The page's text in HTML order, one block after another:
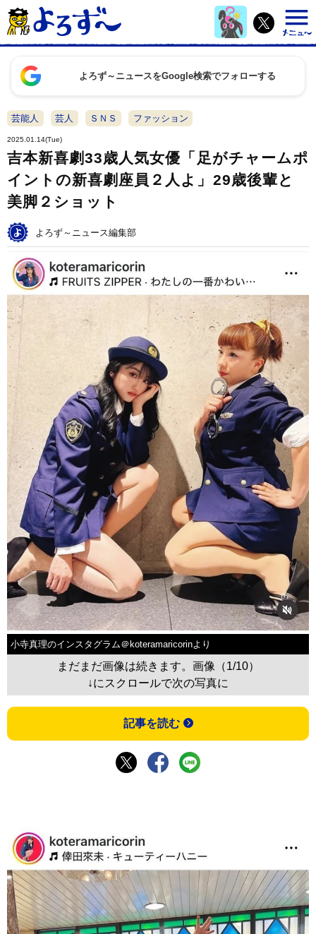
よろず～ニュースをGoogle検索でフォローする
芸能人 芸人 ＳＮＳ ファッション
2025.01.14(Tue)
吉本新喜劇33歳人気女優「足がチャームポ
イントの新喜劇座員２人よ」29歳後輩と
美脚２ショット
よろず～ニュース編集部
小寺真理のインスタグラム＠koteramaricorinより
まだまだ画像は続きます。画像（1/10）
↓にスクロールで次の写真に
記事を読む